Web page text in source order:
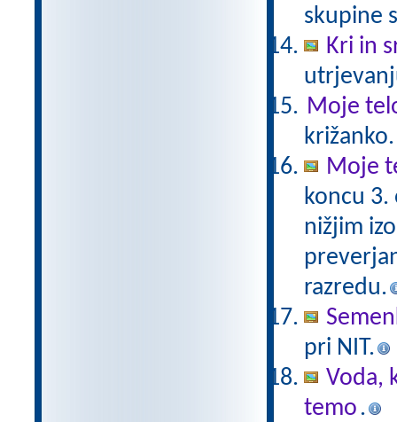
skupine
Kri in
Moje
Moje
koncu 3.
nižjim
razredu.
pri NIT.
Voda,
temo.